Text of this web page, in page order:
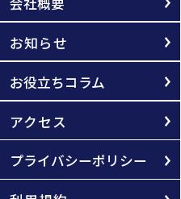
お知らせ
お役立ちコラム
アクセス
プライバシーポリシー